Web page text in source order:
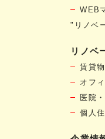
WEB
"リノベ
リノベ
賃貸
オフ
医院
個人